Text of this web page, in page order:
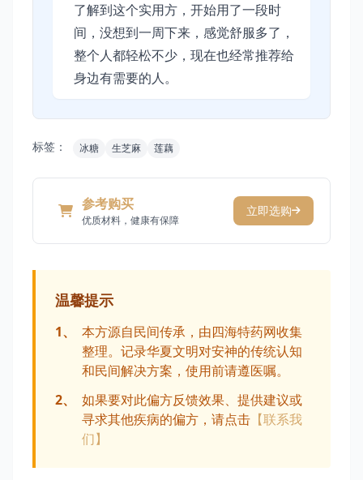
了解到这个实用方，开始用了一段时
间，没想到一周下来，感觉舒服多了，
整个人都轻松不少，现在也经常推荐给
身边有需要的人。
标签： 冰糖 生芝麻 莲藕
参考购买
优质材料，健康有保障
立即选购
温馨提示
1、
本方源自民间传承，由四海特药网收集
整理。记录华夏文明对安神的传统认知
和民间解决方案，使用前请遵医嘱。
2、
如果要对此偏方反馈效果、提供建议或
寻求其他疾病的偏方，请点击 【联系我
们】